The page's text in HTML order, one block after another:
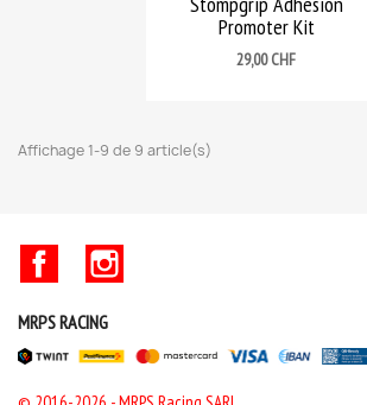
Promoter Kit
Prix
29,00 CHF
Affichage 1-9 de 9 article(s)
Facebook
MRPS RACING